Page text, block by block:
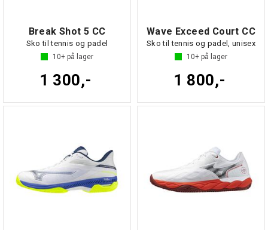
Break Shot 5 CC
Sko til tennis og padel
10+ på lager
1 300,-
Wave Exceed Court CC
Sko til tennis og padel, unisex
10+ på lager
1 800,-